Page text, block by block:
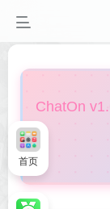
ChatOn
首页